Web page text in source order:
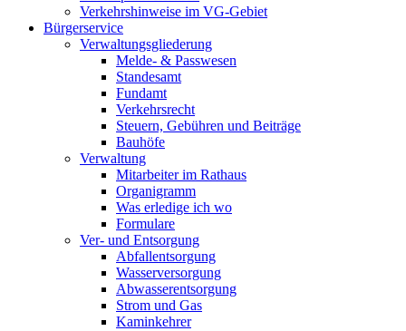
Verkehrshinweise im VG-Gebiet
Bürgerservice
Verwaltungsgliederung
Melde- & Passwesen
Standesamt
Fundamt
Verkehrsrecht
Steuern, Gebühren und Beiträge
Bauhöfe
Verwaltung
Mitarbeiter im Rathaus
Organigramm
Was erledige ich wo
Formulare
Ver- und Entsorgung
Abfallentsorgung
Wasserversorgung
Abwasserentsorgung
Strom und Gas
Kaminkehrer